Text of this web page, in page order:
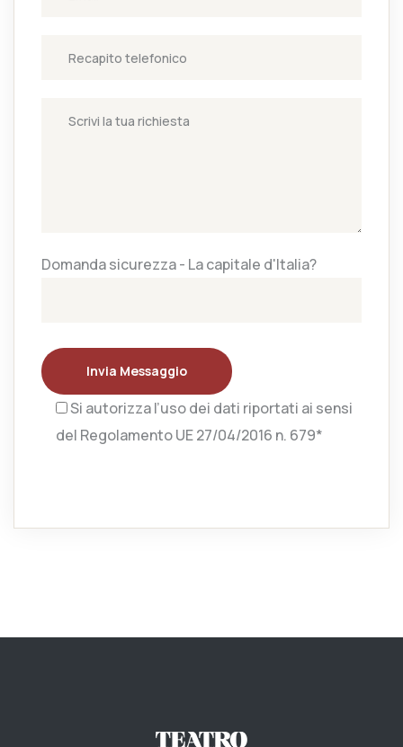
Domanda sicurezza - La capitale d'Italia?
Invia Messaggio
Si autorizza l’uso dei dati riportati ai sensi
del Regolamento UE 27/04/2016 n. 679*